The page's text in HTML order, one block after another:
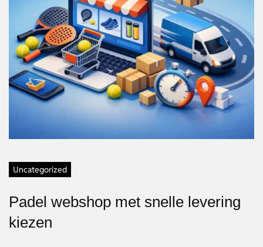
Uncategorized
Padel webshop met snelle levering
kiezen